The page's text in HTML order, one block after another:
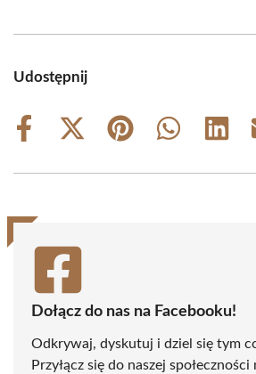
Udostępnij
Share
Share
(Twitter)
Share
Share
Share
Dołącz do nas na Facebooku!
Odkrywaj, dyskutuj i dziel się tym
Przyłącz się do naszej